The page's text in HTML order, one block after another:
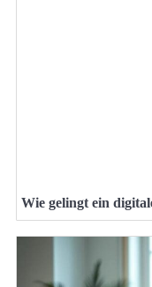
Wie gelingt ein